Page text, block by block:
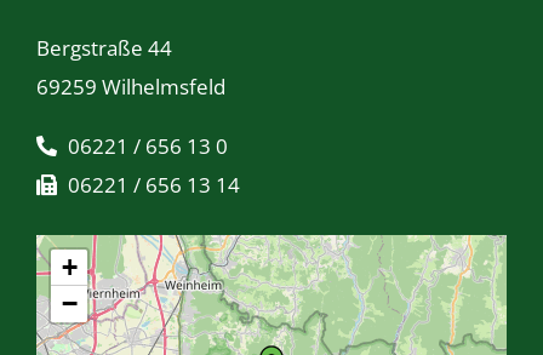
Bergstraße 44
69259 Wilhelmsfeld
06221 / 656 13 0
06221 / 656 13 14
+
−